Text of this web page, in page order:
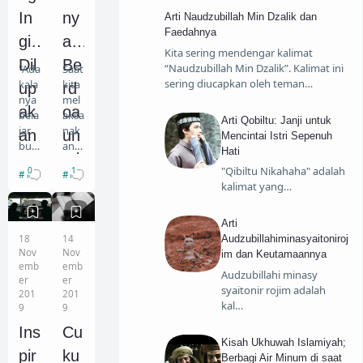
In
gin
Dil
up
ak
an
ta
pi
ak
Te
rlu
pa
ka
"Ada
kala
nya
bela
jar
buk
bert
ujua
n
agar
pint
ar,
tapi
agar
tah
u."
Ya,
My Story
0
ny
a
Be
rd
oa
un
tuk
Dir
iny
M
ak
m
u
m
Saat
kita
mel
aksa
nak
an
t,
past
i
ada
doa
yan
g
kita
bac
a.
Mul
Fikih
1
18
Nov
emb
er
201
9
Ins
pir
14
Nov
emb
er
201
9
Cu
ku
Travelling
Arti Naudzubillah Min Dzalik dan
Faedahnya
Kita sering mendengar kalimat
“Naudzubillah Min Dzalik”. Kalimat ini
sering diucapkan oleh teman…
Arti Qobiltu: Janji untuk
Mencintai Istri Sepenuh
Hati
"Qibiltu Nikahaha" adalah
kalimat yang…
Arti
Audzubillahiminasyaitoniroj
im dan Keutamaannya
Audzubillahi minasy
syaitonir rojim adalah
kal…
Kisah Ukhuwah Islamiyah;
Berbagi Air Minum di saat